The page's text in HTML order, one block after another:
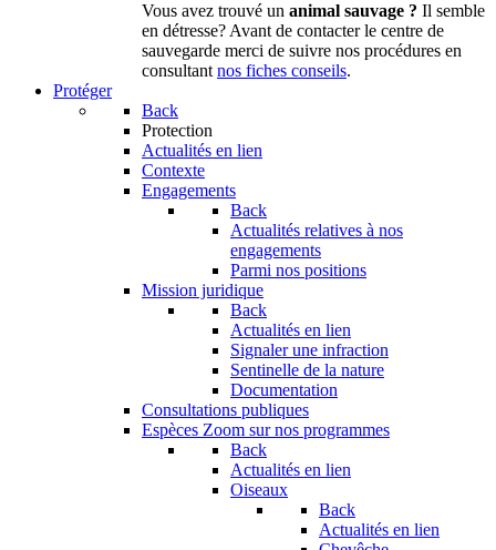
Vous avez trouvé un animal sauvage ? Il semble
en détresse? Avant de contacter le centre de
sauvegarde merci de suivre nos procédures en
consultantnos fiches conseils.
Protéger
Back
Protection
Actualités en lien
Contexte
Engagements
Back
Actualités relatives à nos
engagements
Parmi nos positions
Mission juridique
Back
Actualités en lien
Signaler une infraction
Sentinelle de la nature
Documentation
Consultations publiques
Espèces Zoom sur nos programmes
Back
Actualités en lien
Oiseaux
Back
Actualités en lien